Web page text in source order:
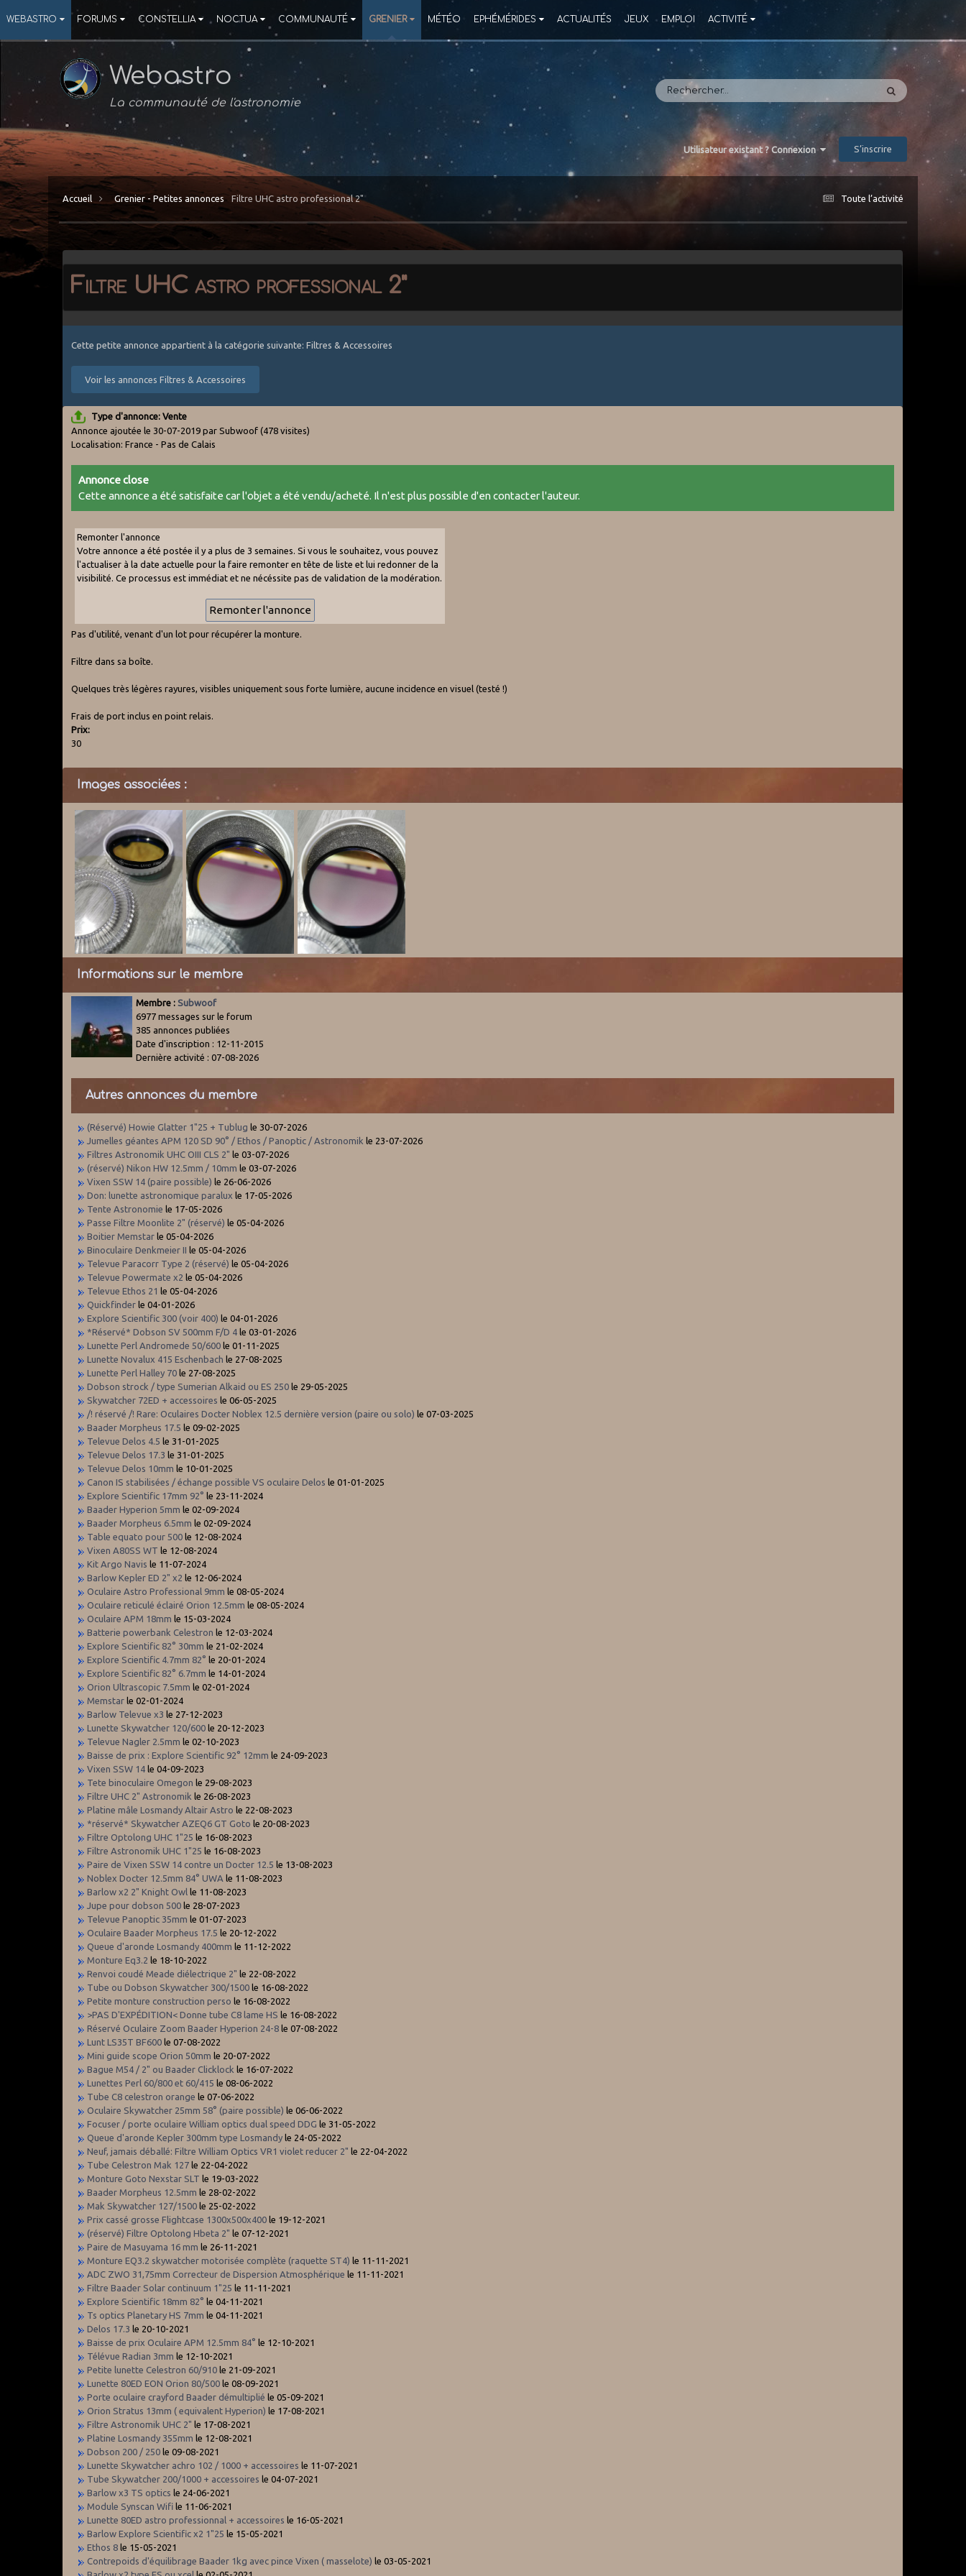
WEBASTRO FORUMS CONSTELLIA NOCTUA COMMUNAUTÉ GRENIER MÉTÉO EPHÉMÉRIDES ACTUALITÉS JEUX EMPLOI ACTIVITÉ
Webastro
La communauté de l'astronomie
Utilisateur existant ? Connexion S’inscrire
Toute l’activité
Accueil Grenier - Petites annonces Filtre UHC astro professional 2"
Filtre UHC astro professional 2"
Cette petite annonce appartient à la catégorie suivante: Filtres & Accessoires
Voir les annonces Filtres & Accessoires
Type d'annonce: Vente
Annonce ajoutée le 30-07-2019 par Subwoof(478 visites)
Localisation: France - Pas de Calais
Annonce close
Cette annonce a été satisfaite car l'objet a été vendu/acheté. Il n'est plus possible d'en contacter l'auteur.
Remonter l'annonce
Votre annonce a été postée il y a plus de 3 semaines. Si vous le souhaitez, vous pouvez
l'actualiser à la date actuelle pour la faire remonter en tête de liste et lui redonner de la
visibilité. Ce processus est immédiat et ne nécéssite pas de validation de la modération.
Pas d'utilité, venant d'un lot pour récupérer la monture.
Filtre dans sa boîte.
Quelques très légères rayures, visibles uniquement sous forte lumière, aucune incidence en visuel (testé !)
Frais de port inclus en point relais.
Prix:
30
Images associées :
Informations sur le membre
Membre :Subwoof
6977 messages sur le forum
385 annonces publiées
Date d'inscription : 12-11-2015
Dernière activité : 07-08-2026
Autres annonces du membre
(Réservé) Howie Glatter 1"25 + Tublug le 30-07-2026
Jumelles géantes APM 120 SD 90° / Ethos / Panoptic / Astronomik le 23-07-2026
Filtres Astronomik UHC OIII CLS 2" le 03-07-2026
(réservé) Nikon HW 12.5mm / 10mm le 03-07-2026
Vixen SSW 14 (paire possible) le 26-06-2026
Don: lunette astronomique paralux le 17-05-2026
Tente Astronomie le 17-05-2026
Passe Filtre Moonlite 2" (réservé) le 05-04-2026
Boitier Memstar le 05-04-2026
Binoculaire Denkmeier II le 05-04-2026
Televue Paracorr Type 2 (réservé) le 05-04-2026
Televue Powermate x2 le 05-04-2026
Televue Ethos 21 le 05-04-2026
Quickfinder le 04-01-2026
Explore Scientific 300 (voir 400) le 04-01-2026
*Réservé* Dobson SV 500mm F/D 4 le 03-01-2026
Lunette Perl Andromede 50/600 le 01-11-2025
Lunette Novalux 415 Eschenbach le 27-08-2025
Lunette Perl Halley 70 le 27-08-2025
Dobson strock / type Sumerian Alkaid ou ES 250 le 29-05-2025
Skywatcher 72ED + accessoires le 06-05-2025
/! réservé /! Rare: Oculaires Docter Noblex 12.5 dernière version (paire ou solo) le 07-03-2025
Baader Morpheus 17.5 le 09-02-2025
Televue Delos 4.5 le 31-01-2025
Televue Delos 17.3 le 31-01-2025
Televue Delos 10mm le 10-01-2025
Canon IS stabilisées / échange possible VS oculaire Delos le 01-01-2025
Explore Scientific 17mm 92° le 23-11-2024
Baader Hyperion 5mm le 02-09-2024
Baader Morpheus 6.5mm le 02-09-2024
Table equato pour 500 le 12-08-2024
Vixen A80SS WT le 12-08-2024
Kit Argo Navis le 11-07-2024
Barlow Kepler ED 2" x2 le 12-06-2024
Oculaire Astro Professional 9mm le 08-05-2024
Oculaire reticulé éclairé Orion 12.5mm le 08-05-2024
Oculaire APM 18mm le 15-03-2024
Batterie powerbank Celestron le 12-03-2024
Explore Scientific 82° 30mm le 21-02-2024
Explore Scientific 4.7mm 82° le 20-01-2024
Explore Scientific 82° 6.7mm le 14-01-2024
Orion Ultrascopic 7.5mm le 02-01-2024
Memstar le 02-01-2024
Barlow Televue x3 le 27-12-2023
Lunette Skywatcher 120/600 le 20-12-2023
Televue Nagler 2.5mm le 02-10-2023
Baisse de prix : Explore Scientific 92° 12mm le 24-09-2023
Vixen SSW 14 le 04-09-2023
Tete binoculaire Omegon le 29-08-2023
Filtre UHC 2" Astronomik le 26-08-2023
Platine mâle Losmandy Altair Astro le 22-08-2023
*réservé* Skywatcher AZEQ6 GT Goto le 20-08-2023
Filtre Optolong UHC 1"25 le 16-08-2023
Filtre Astronomik UHC 1"25 le 16-08-2023
Paire de Vixen SSW 14 contre un Docter 12.5 le 13-08-2023
Noblex Docter 12.5mm 84° UWA le 11-08-2023
Barlow x2 2" Knight Owl le 11-08-2023
Jupe pour dobson 500 le 28-07-2023
Televue Panoptic 35mm le 01-07-2023
Oculaire Baader Morpheus 17.5 le 20-12-2022
Queue d'aronde Losmandy 400mm le 11-12-2022
Monture Eq3.2 le 18-10-2022
Renvoi coudé Meade diélectrique 2" le 22-08-2022
Tube ou Dobson Skywatcher 300/1500 le 16-08-2022
Petite monture construction perso le 16-08-2022
>PAS D'EXPÉDITION< Donne tube C8 lame HS le 16-08-2022
Réservé Oculaire Zoom Baader Hyperion 24-8 le 07-08-2022
Lunt LS35T BF600 le 07-08-2022
Mini guide scope Orion 50mm le 20-07-2022
Bague M54 / 2" ou Baader Clicklock le 16-07-2022
Lunettes Perl 60/800 et 60/415 le 08-06-2022
Tube C8 celestron orange le 07-06-2022
Oculaire Skywatcher 25mm 58° (paire possible) le 06-06-2022
Focuser / porte oculaire William optics dual speed DDG le 31-05-2022
Queue d'aronde Kepler 300mm type Losmandy le 24-05-2022
Neuf, jamais déballé: Filtre William Optics VR1 violet reducer 2" le 22-04-2022
Tube Celestron Mak 127 le 22-04-2022
Monture Goto Nexstar SLT le 19-03-2022
Baader Morpheus 12.5mm le 28-02-2022
Mak Skywatcher 127/1500 le 25-02-2022
Prix cassé grosse Flightcase 1300x500x400 le 19-12-2021
(réservé) Filtre Optolong Hbeta 2" le 07-12-2021
Paire de Masuyama 16 mm le 26-11-2021
Monture EQ3.2 skywatcher motorisée complète (raquette ST4) le 11-11-2021
ADC ZWO 31,75mm Correcteur de Dispersion Atmosphérique le 11-11-2021
Filtre Baader Solar continuum 1"25 le 11-11-2021
Explore Scientific 18mm 82° le 04-11-2021
Ts optics Planetary HS 7mm le 04-11-2021
Delos 17.3 le 20-10-2021
Baisse de prix Oculaire APM 12.5mm 84° le 12-10-2021
Télévue Radian 3mm le 12-10-2021
Petite lunette Celestron 60/910 le 21-09-2021
Lunette 80ED EON Orion 80/500 le 08-09-2021
Porte oculaire crayford Baader démultiplié le 05-09-2021
Orion Stratus 13mm ( equivalent Hyperion) le 17-08-2021
Filtre Astronomik UHC 2" le 17-08-2021
Platine Losmandy 355mm le 12-08-2021
Dobson 200 / 250 le 09-08-2021
Lunette Skywatcher achro 102 / 1000 + accessoires le 11-07-2021
Tube Skywatcher 200/1000 + accessoires le 04-07-2021
Barlow x3 TS optics le 24-06-2021
Module Synscan Wifi le 11-06-2021
Lunette 80ED astro professionnal + accessoires le 16-05-2021
Barlow Explore Scientific x2 1"25 le 15-05-2021
Ethos 8 le 15-05-2021
Contrepoids d'équilibrage Baader 1kg avec pince Vixen ( masselote) le 03-05-2021